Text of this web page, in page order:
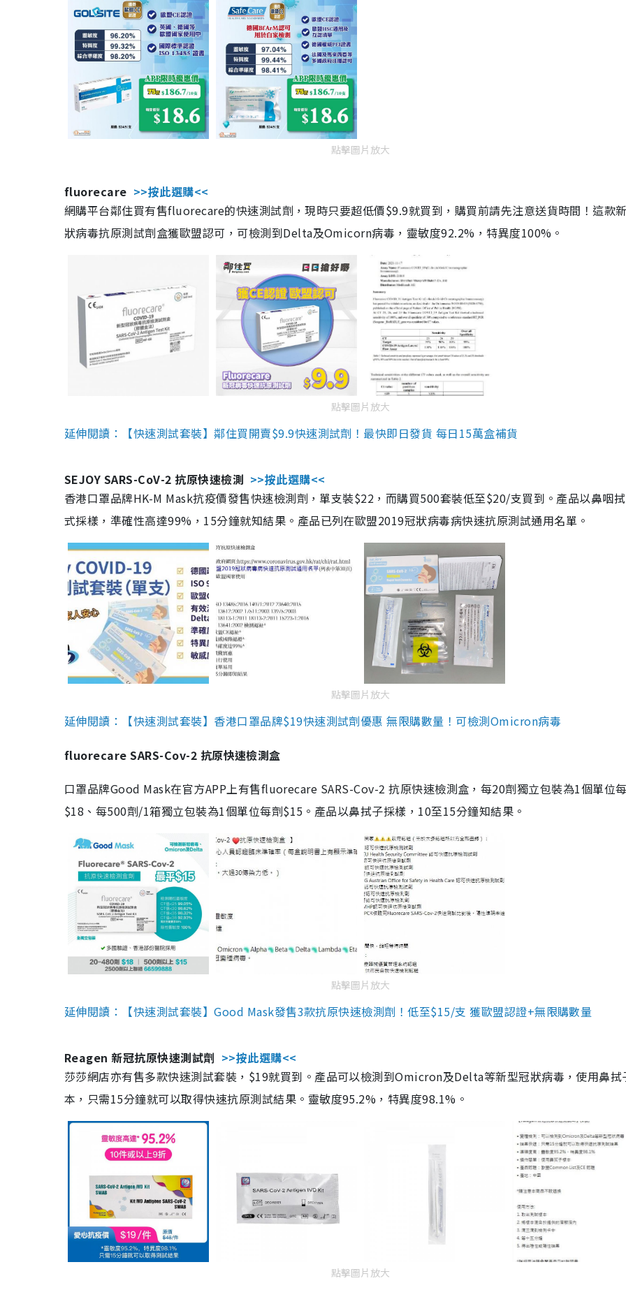
點擊圖片放大
fluorecare >>按此選購<<
網購平台鄰住買有售fluorecare的快速測試劑，現時只要超低價$9.9就買到，購買前請先注意送貨時間！這款
狀病毒抗原測試劑盒獲歐盟認可，可檢測到Delta及Omicorn病毒，靈敏度92.2%，特異度100%。
點擊圖片放大
延伸閱讀：【快速測試套裝】鄰住買開賣$9.9快速測試劑！最快即日發貨 每日15萬盒補貨
SEJOY SARS-CoV-2 抗原快速檢測 >>按此選購<<
香港口罩品牌HK-M Mask抗疫價發售快速檢測劑，單支裝$22，而購買500套裝低至$20/支買到。產品以鼻咽
式採樣，準確性高達99%，15分鐘就知結果。產品已列在歐盟2019冠狀病毒病快速抗原測試通用名單。
點擊圖片放大
延伸閱讀：【快速測試套裝】香港口罩品牌$19快速測試劑優惠 無限購數量！可檢測Omicron病毒
fluorecare SARS-Cov-2 抗原快速檢測盒
口罩品牌Good Mask在官方APP上有售fluorecare SARS-Cov-2 抗原快速檢測盒，每20劑獨立包裝為1個單位
$18、每500劑/1箱獨立包裝為1個單位每劑$15。產品以鼻拭子採樣，10至15分鐘知結果。
點擊圖片放大
延伸閱讀：【快速測試套裝】Good Mask發售3款抗原快速檢測劑！低至$15/支 獲歐盟認證+無限購數量
Reagen 新冠抗原快速測試劑 >>按此選購<<
莎莎網店亦有售多款快速測試套裝，$19就買到。產品可以檢測到Omicron及Delta等新型冠狀病毒，使用鼻拭
本，只需15分鐘就可以取得快速抗原測試結果。靈敏度95.2%，特異度98.1%。
點擊圖片放大